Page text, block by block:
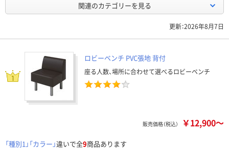
関連のカテゴリーを見る
更新：2026年8月7日
ロビーベンチ PVC張地 背付
座る人数、場所に合わせて選べるロビーベンチ
販売価格（税込） ￥12,900～
「種別1」「カラー」違いで全9商品あります